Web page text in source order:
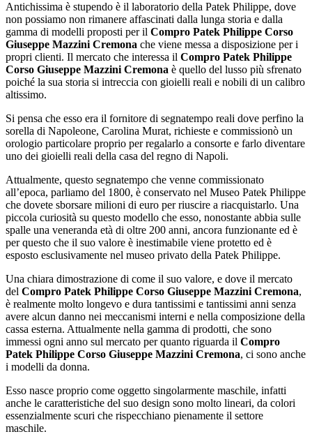
Antichissima è stupendo è il laboratorio della Patek Philippe, dove
non possiamo non rimanere affascinati dalla lunga storia e dalla
gamma di modelli proposti per il Compro Patek Philippe Corso
Giuseppe Mazzini Cremona che viene messa a disposizione per i
propri clienti. Il mercato che interessa il Compro Patek Philippe
Corso Giuseppe Mazzini Cremona è quello del lusso più sfrenato
poiché la sua storia si intreccia con gioielli reali e nobili di un calibro
altissimo.
Si pensa che esso era il fornitore di segnatempo reali dove perfino la
sorella di Napoleone, Carolina Murat, richieste e commissionò un
orologio particolare proprio per regalarlo a consorte e farlo diventare
uno dei gioielli reali della casa del regno di Napoli.
Attualmente, questo segnatempo che venne commissionato
all’epoca, parliamo del 1800, è conservato nel Museo Patek Philippe
che dovete sborsare milioni di euro per riuscire a riacquistarlo. Una
piccola curiosità su questo modello che esso, nonostante abbia sulle
spalle una veneranda età di oltre 200 anni, ancora funzionante ed è
per questo che il suo valore è inestimabile viene protetto ed è
esposto esclusivamente nel museo privato della Patek Philippe.
Una chiara dimostrazione di come il suo valore, e dove il mercato
del Compro Patek Philippe Corso Giuseppe Mazzini Cremona,
è realmente molto longevo e dura tantissimi e tantissimi anni senza
avere alcun danno nei meccanismi interni e nella composizione della
cassa esterna. Attualmente nella gamma di prodotti, che sono
immessi ogni anno sul mercato per quanto riguarda il Compro
Patek Philippe Corso Giuseppe Mazzini Cremona, ci sono anche
i modelli da donna.
Esso nasce proprio come oggetto singolarmente maschile, infatti
anche le caratteristiche del suo design sono molto lineari, da colori
essenzialmente scuri che rispecchiano pienamente il settore
maschile.